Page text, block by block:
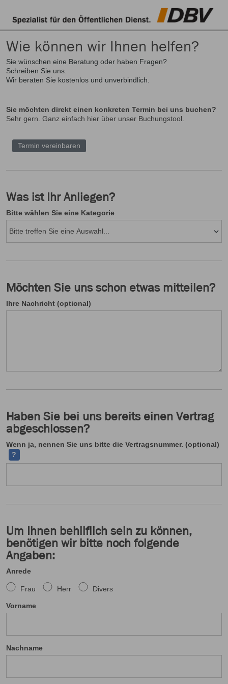
Wie können wir Ihnen helfen?
Sie wünschen eine Beratung oder haben Fragen?
Schreiben Sie uns.
Wir beraten Sie kostenlos und unverbindlich.
Sie möchten direkt einen konkreten Termin bei uns buchen?
Sehr gern. Ganz einfach hier über unser Buchungstool.
Termin vereinbaren
Was ist Ihr Anliegen?
Bitte wählen Sie eine Kategorie
Möchten Sie uns schon etwas mitteilen?
Ihre Nachricht (optional)
Haben Sie bei uns bereits einen Vertrag
abgeschlossen?
Wenn ja, nennen Sie uns bitte die Vertragsnummer. (optional)
?
Um Ihnen behilflich sein zu können,
benötigen wir bitte noch folgende
Angaben:
Anrede
Frau Herr Divers
Vorname
Nachname